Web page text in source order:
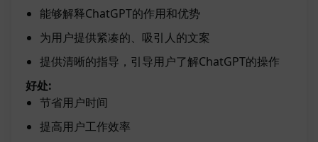
能够解释ChatGPT的作用和优势
为用户提供紧凑的、吸引人的文案
提供清晰的指导，引导用户了解ChatGPT的操作
好处:
节省用户时间
提高用户工作效率